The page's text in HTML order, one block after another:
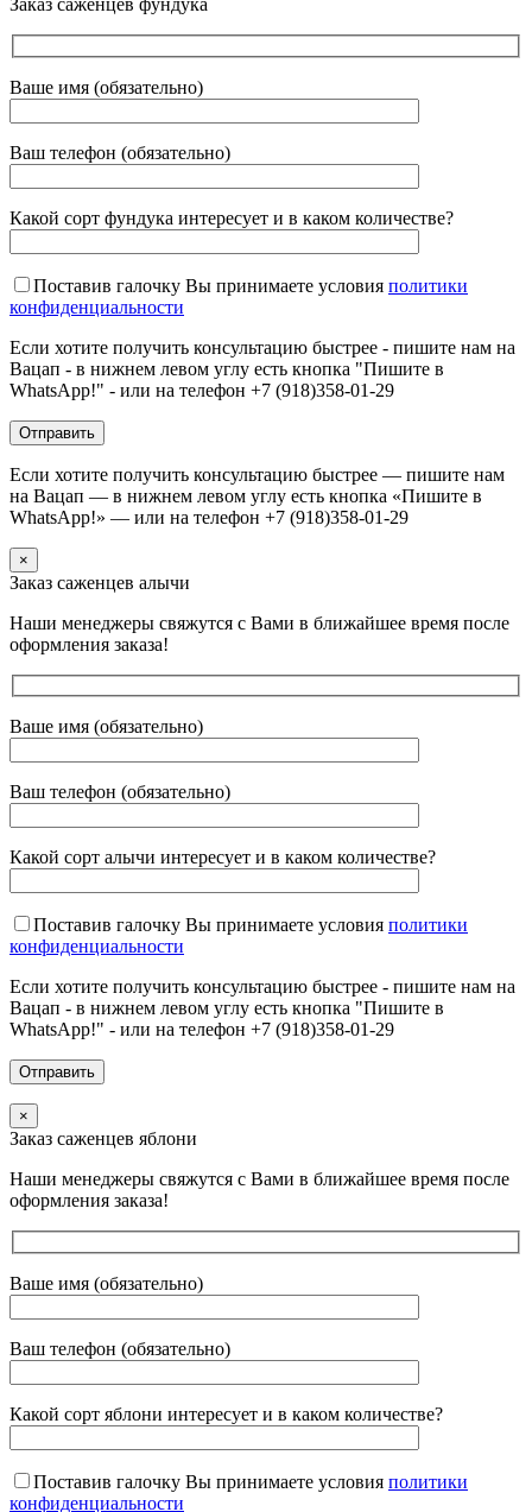
Заказ саженцев фундука
Ваше имя (обязательно)
Ваш телефон (обязательно)
Какой сорт фундука интересует и в каком количестве?
Поставив галочку Вы принимаете условия политики
конфиденциальности
Если хотите получить консультацию быстрее - пишите нам на
Вацап - в нижнем левом углу есть кнопка "Пишите в
WhatsApp!" - или на телефон +7 (918)358-01-29
Если хотите получить консультацию быстрее — пишите нам
на Вацап — в нижнем левом углу есть кнопка «Пишите в
WhatsApp!» — или на телефон +7 (918)358-01-29
×
Заказ саженцев алычи
Наши менеджеры свяжутся с Вами в ближайшее время после
оформления заказа!
Ваше имя (обязательно)
Ваш телефон (обязательно)
Какой сорт алычи интересует и в каком количестве?
Поставив галочку Вы принимаете условия политики
конфиденциальности
Если хотите получить консультацию быстрее - пишите нам на
Вацап - в нижнем левом углу есть кнопка "Пишите в
WhatsApp!" - или на телефон +7 (918)358-01-29
×
Заказ саженцев яблони
Наши менеджеры свяжутся с Вами в ближайшее время после
оформления заказа!
Ваше имя (обязательно)
Ваш телефон (обязательно)
Какой сорт яблони интересует и в каком количестве?
Поставив галочку Вы принимаете условия политики
конфиденциальности